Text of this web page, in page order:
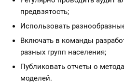
предвзятость;
Использовать
Включать в команды
разных групп населения;
Публиковать отчеты о
моделей.